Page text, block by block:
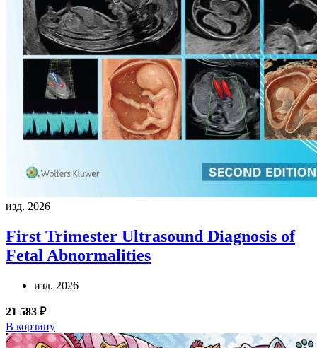
изд. 2026
First Trimester Ultrasound Diagnosis of
Fetal Abnormalities
изд. 2026
21 583 ₽
В корзину